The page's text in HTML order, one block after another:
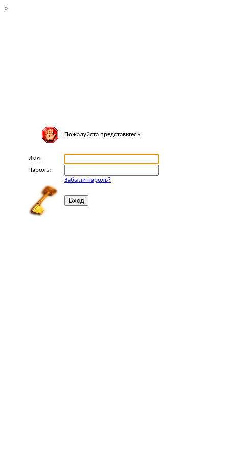
>
Пожалуйста представьтесь:
Имя:
Пароль:
Забыли пароль?